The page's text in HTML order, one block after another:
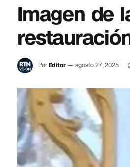
Imagen de
PorEditor agosto 27, 2025